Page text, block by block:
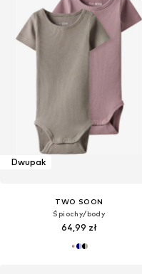
Dwupak
TWO SOON
Śpiochy/body
64,99 zł